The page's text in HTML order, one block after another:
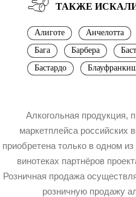
ТАКЖЕ
Алиготе Анчелотта
Бага
Барбера
Бастардо
Алкогольная продукция,
маркетплейса российских
приобретена только в одном
винотеках партнёров
Розничная продажа
розничную продажу